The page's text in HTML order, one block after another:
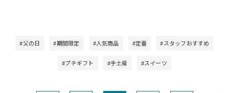
#父の日 #期間限定 #人気商品 #定番 #スタッフおすすめ
#プチギフト #手土産 #スイーツ